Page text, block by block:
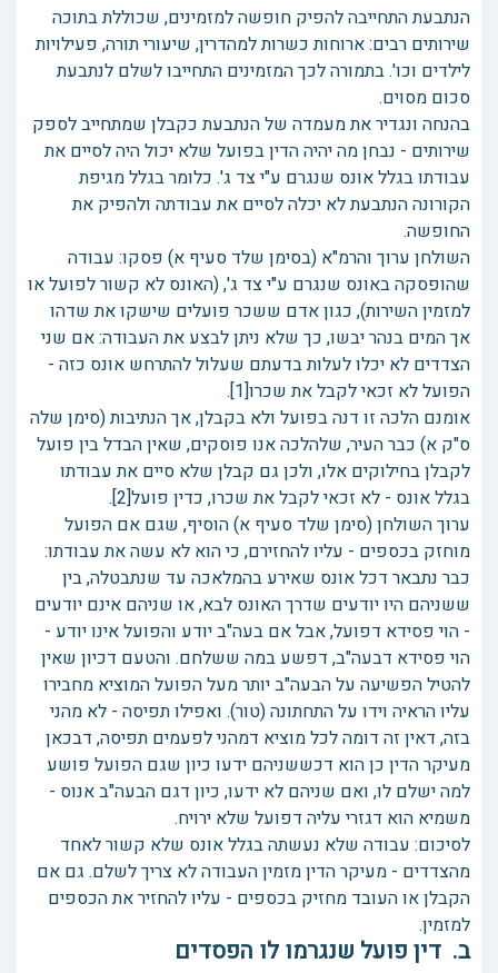
הנתבעת התחייבה להפיק חופשה למזמינים, שכוללת בתוכה
שירותים רבים: ארוחות כשרות למהדרין, שיעורי תורה, פעילויות
לילדים וכו'. בתמורה לכך המזמינים התחייבו לשלם לנתבעת
סכום מסוים.
בהנחה ונגדיר את מעמדה של הנתבעת כקבלן שמתחייב לספק
שירותים - נבחן מה יהיה הדין בפועל שלא יכול היה לסיים את
עבודתו בגלל אונס שנגרם ע"י צד ג'. כלומר בגלל מגיפת
הקורונה הנתבעת לא יכלה לסיים את עבודתה ולהפיק את
החופשה.
השולחן ערוך והרמ"א (בסימן שלד סעיף א) פסקו: עבודה
שהופסקה באונס שנגרם ע"י צד ג', (האונס לא קשור לפועל או
למזמין השירות), כגון אדם ששכר פועלים שישקו את שדהו
אך המים בנהר יבשו, כך שלא ניתן לבצע את העבודה: אם שני
הצדדים לא יכלו לעלות בדעתם שעלול להתרחש אונס כזה -
הפועל לא זכאי לקבל את שכרו[1].
אומנם הלכה זו דנה בפועל ולא בקבלן, אך הנתיבות (סימן שלה
ס"ק א) כבר העיר, שלהלכה אנו פוסקים, שאין הבדל בין פועל
לקבלן בחילוקים אלו, ולכן גם קבלן שלא סיים את עבודתו
בגלל אונס - לא זכאי לקבל את שכרו, כדין פועל[2].
ערוך השולחן (סימן שלד סעיף א) הוסיף, שגם אם הפועל
מוחזק בכספים - עליו להחזירם, כי הוא לא עשה את עבודתו:
כבר נתבאר דכל אונס שאירע בהמלאכה עד שנתבטלה, בין
ששניהם היו יודעים שדרך האונס לבא, או שניהם אינם יודעים
- הוי פסידא דפועל, אבל אם בעה"ב יודע והפועל אינו יודע -
הוי פסידא דבעה"ב, דפשע במה ששלחם. והטעם דכיון שאין
להטיל הפשיעה על הבעה"ב יותר מעל הפועל המוציא מחבירו
עליו הראיה וידו על התחתונה (טור). ואפילו תפיסה - לא מהני
בזה, דאין זה דומה לכל מוציא דמהני לפעמים תפיסה, דבכאן
מעיקר הדין כן הוא דכששניהם ידעו כיון שגם הפועל פושע
למה ישלם לו, ואם שניהם לא ידעו, כיון דגם הבעה"ב אנוס -
משמיא הוא דגזרי עליה דפועל שלא ירויח.
לסיכום: עבודה שלא נעשתה בגלל אונס שלא קשור לאחד
מהצדדים - מעיקר הדין מזמין העבודה לא צריך לשלם. גם אם
הקבלן או העובד מחזיק בכספים - עליו להחזיר את הכספים
למזמין.
ב. דין פועל שנגרמו לו הפסדים